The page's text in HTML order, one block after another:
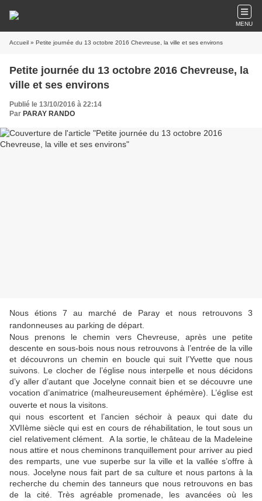
MENU
Accueil » Petite journée du 13 octobre 2016 Chevreuse, la ville et ses environs
Petite journée du 13 octobre 2016 Chevreuse, la
ville et ses environs
Publié le 13/10/2016 à 22:14
Par PARAY RANDO
Nous étions 7 au marché de Paray et nous retrouvons 3
randonneuses au parking de départ.
Nous prenons le chemin vers Chevreuse, après une petite
descente en sous-bois nous nous retrouvons à l’entrée de la ville
et découvrons un chemin en boucle qui suit l’Yvette que nous
suivons. Le clocher de l’église nous interpelle et nous décidons
d’y aller d’autant que Jocelyne connait bien et se découvre une
vocation d’animatrice (malheureusement éphémère). L’église est
ouverte et nous la visitons.
qui nous escortent et l’ancien séchoir à peaux qui date du
XVIIème siècle qui est en cours de réhabilitation, le tout sous un
ciel relativement clément. A la sortie, le château de la Madeleine
nous attire et nous cheminons tranquillement pour arriver au pied
des remparts, une vue superbe sur la ville et la vallée s’offre à
nous. Jocelyne nous fait part de sa culture et nous partons à la
recherche du chemin des tanneurs que nous retrouvons en bas
de la cité. Très agréable promenade, les avancées où les